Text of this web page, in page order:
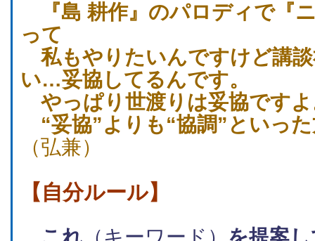
『島 耕作』のパロディで『
って
私もやりたいんですけど講
い…妥協してるんです。
やっぱり世渡りは妥協です
“妥協”よりも“協調”といっ
（弘兼）
【自分ルール】